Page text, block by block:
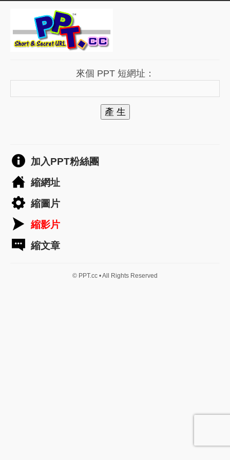
來個 PPT 短網址：
產 生
加入PPT粉絲團
縮網址
縮圖片
縮影片
縮文章
© PPT.cc • All Rights Reserved